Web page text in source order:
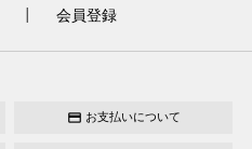
会員登録
credit_card お支払いについて